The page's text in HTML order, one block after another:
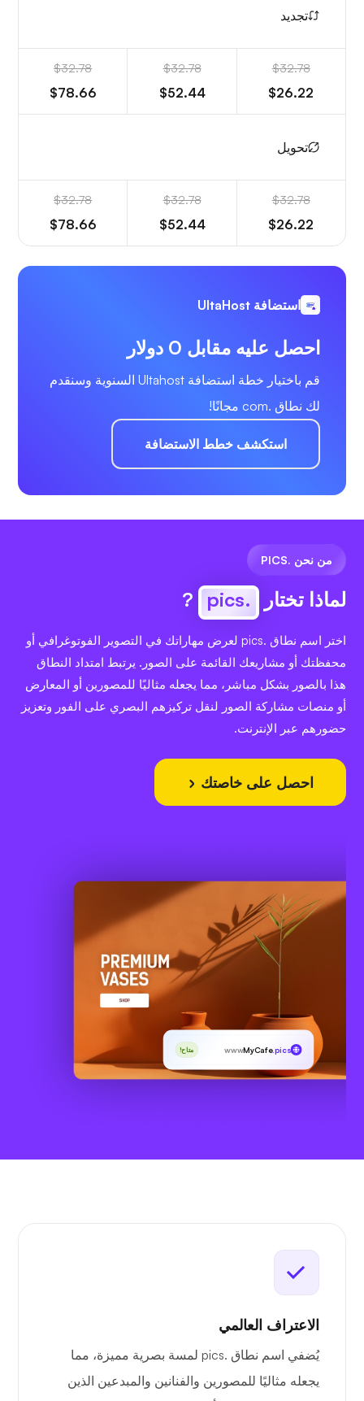
تجديد
$32.78
$26.22
$32.78
$52.44
$32.78
$78.66
تحويل
$32.78
$26.22
$32.78
$52.44
$32.78
$78.66
استضافة UltaHost
احصل عليه مقابل 0 دولار
قم باختيار خطة استضافة Ultahost السنوية وسنقدم
لك نطاق .com مجانًا!
استكشف خطط الاستضافة
من نحن .PICS
لماذا تختار .pics
?
اختر اسم نطاق .pics لعرض مهاراتك في التصوير الفوتوغرافي أو
محفظتك أو مشاريعك القائمة على الصور. يرتبط امتداد النطاق
هذا بالصور بشكل مباشر، مما يجعله مثاليًا للمصورين أو المعارض
أو منصات مشاركة الصور لنقل تركيزهم البصري على الفور وتعزيز
حضورهم عبر الإنترنت.
احصل على خاصتك
wwwMyCafe.pics متاح!
الاعتراف العالمي
يُضفي اسم نطاق .pics لمسة بصرية مميزة، مما
يجعله مثاليًا للمصورين والفنانين والمبدعين الذين